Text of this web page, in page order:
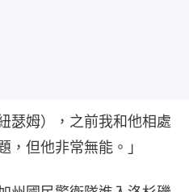
瑟姆），之前我和他相處
，但他非常無能。」